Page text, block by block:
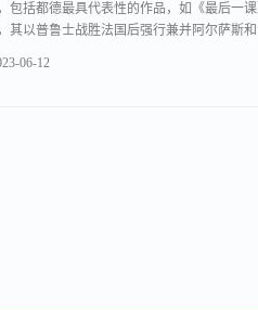
包括都德最具代表性的作品，如《最后一
其以普鲁士战胜法国后强行兼并阿尔萨斯
06-12